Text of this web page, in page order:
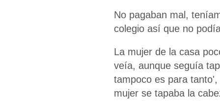
No pagaban mal,
colegio así que no
La mujer de la casa
veía, aunque seguía
tampoco es para
mujer se tapaba la